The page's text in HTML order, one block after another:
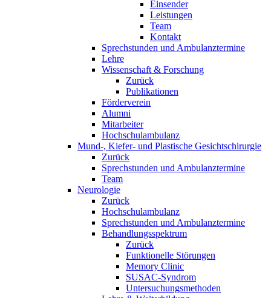
Einsender
Leistungen
Team
Kontakt
Sprechstunden und Ambulanztermine
Lehre
Wissenschaft & Forschung
Zurück
Publikationen
Förderverein
Alumni
Mitarbeiter
Hochschulambulanz
Mund-, Kiefer- und Plastische Gesichtschirurgie
Zurück
Sprechstunden und Ambulanztermine
Team
Neurologie
Zurück
Hochschulambulanz
Sprechstunden und Ambulanztermine
Behandlungsspektrum
Zurück
Funktionelle Störungen
Memory Clinic
SUSAC-Syndrom
Untersuchungsmethoden